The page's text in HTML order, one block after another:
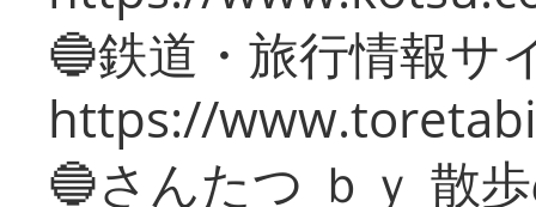
🔵鉄道・旅行情報サ
https://
🔵さんたつ ｂｙ 散